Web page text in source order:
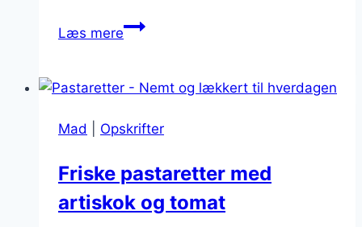
Læs merePastaretter
og
Mad
Opskrifter
Friske pastaretter med
artiskok og tomat